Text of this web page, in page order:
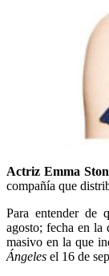
Actriz Emma
compañía que
Para entender de
agosto; fecha en
masivo en la que
Ángeles el 16 de